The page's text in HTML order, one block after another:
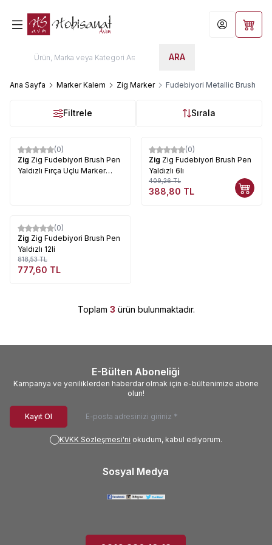
ARA
Hesabım
Ana Sayfa Marker Kalem Zig Marker Fudebiyori Metallic Brush
Filtrele Sırala
%29
(0)
Zig Zig Fudebiyori Brush Pen
Yaldızlı Fırça Uçlu Marker
%5
(0)
Zig Zig Fudebiyori Brush Pen
Yaldızlı 6lı
409,26TL
388,80 TL
%5
(0)
Zig Zig Fudebiyori Brush Pen
Yaldızlı 12li
818,53TL
777,60 TL
Toplam 3 ürün bulunmaktadır.
E-Bülten Aboneliği
Kampanya ve yeniliklerden haberdar olmak için e-bültenimize abone
olun!
Kayıt Ol
KVKK Sözleşmesi'ni okudum, kabul ediyorum.
Sosyal Medya